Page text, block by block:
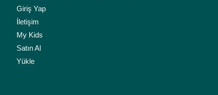
Giriş Yap
İletişim
My Kids
Satın Al
Yükle